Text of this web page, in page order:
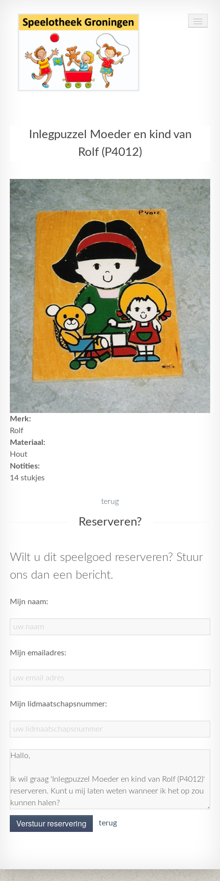
Speelgoed
Routebeschrijving
Contact
Inlegpuzzel Moeder en kind van
Rolf (P4012)
Merk:
Rolf
Materiaal:
Hout
Notities:
14 stukjes
terug
Reserveren?
Wilt u dit speelgoed reserveren? Stuur
ons dan een bericht.
Mijn naam:
Mijn emailadres:
Mijn lidmaatschapsnummer:
Verstuur reservering terug